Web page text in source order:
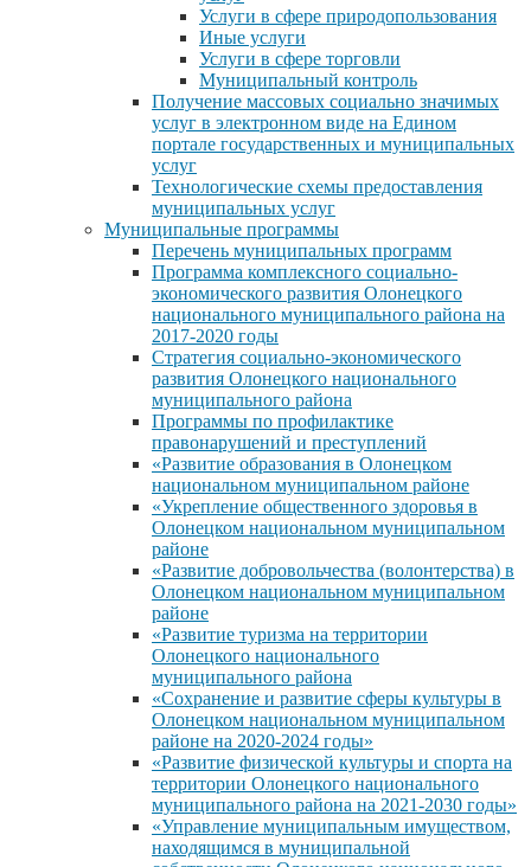
Услуги в сфере природопользования
Иные услуги
Услуги в сфере торговли
Муниципальный контроль
Получение массовых социально значимых
услуг в электронном виде на Едином
портале государственных и муниципальных
услуг
Технологические схемы предоставления
муниципальных услуг
Муниципальные программы
Перечень муниципальных программ
Программа комплексного социально-
экономического развития Олонецкого
национального муниципального района на
2017-2020 годы
Стратегия социально-экономического
развития Олонецкого национального
муниципального района
Программы по профилактике
правонарушений и преступлений
«Развитие образования в Олонецком
национальном муниципальном районе
«Укрепление общественного здоровья в
Олонецком национальном муниципальном
районе
«Развитие добровольчества (волонтерства) в
Олонецком национальном муниципальном
районе
«Развитие туризма на территории
Олонецкого национального
муниципального района
«Сохранение и развитие сферы культуры в
Олонецком национальном муниципальном
районе на 2020-2024 годы»
«Развитие физической культуры и спорта на
территории Олонецкого национального
муниципального района на 2021-2030 годы»
«Управление муниципальным имуществом,
находящимся в муниципальной